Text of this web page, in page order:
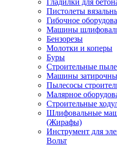
Гладилки для
Пистолеты
Гибочное
Машины
Бензорезы
Молотки и коперы
Буры
Строительные
Машины
Пылесосы
Малярное
Строительные
Шлифовальные
(Жирафы)
Инструмент для
Вольт